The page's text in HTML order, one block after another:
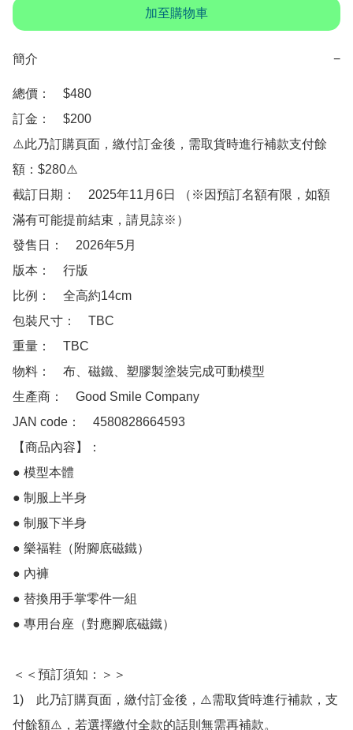
加至購物車
簡介 −
總價：　$480
訂金：　$200
⚠️此乃訂購頁面，繳付訂金後，需取貨時進行補款支付餘
額：$280⚠️
截訂日期：　2025年11月6日 （※因預訂名額有限，如額
滿有可能提前結束，請見諒※）
發售日：　2026年5月
版本：　行版
比例：　全高約14cm
包裝尺寸：　TBC
重量：　TBC
物料：　布、磁鐵、塑膠製塗裝完成可動模型
生產商：　Good Smile Company
JAN code：　4580828664593
【商品內容】：
● 模型本體
● 制服上半身
● 制服下半身
● 樂福鞋（附腳底磁鐵）
● 內褲
● 替換用手掌零件一組
● 專用台座（對應腳底磁鐵）
＜＜預訂須知：＞＞
1)　此乃訂購頁面，繳付訂金後，⚠️需取貨時進行補款，支
付餘額⚠️，若選擇繳付全款的話則無需再補款。